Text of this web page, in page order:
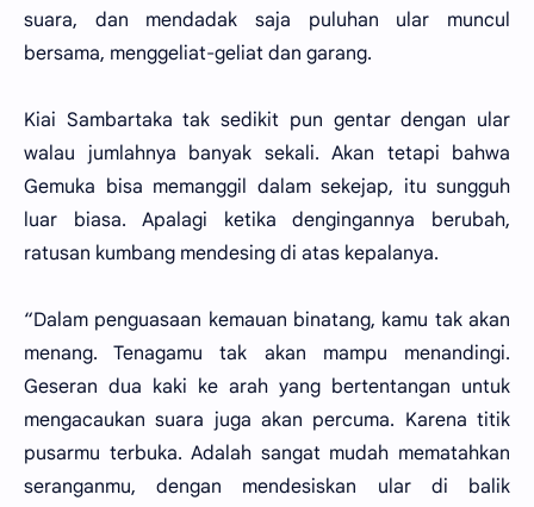
suara, dan mendadak saja puluhan ular muncul
bersama, menggeliat-geliat dan garang.
Kiai Sambartaka tak sedikit pun gentar dengan ular
walau jumlahnya banyak sekali. Akan tetapi bahwa
Gemuka bisa memanggil dalam sekejap, itu sungguh
luar biasa. Apalagi ketika dengingannya berubah,
ratusan kumbang mendesing di atas kepalanya.
“Dalam penguasaan kemauan binatang, kamu tak akan
menang. Tenagamu tak akan mampu menandingi.
Geseran dua kaki ke arah yang bertentangan untuk
mengacaukan suara juga akan percuma. Karena titik
pusarmu terbuka. Adalah sangat mudah mematahkan
seranganmu, dengan mendesiskan ular di balik